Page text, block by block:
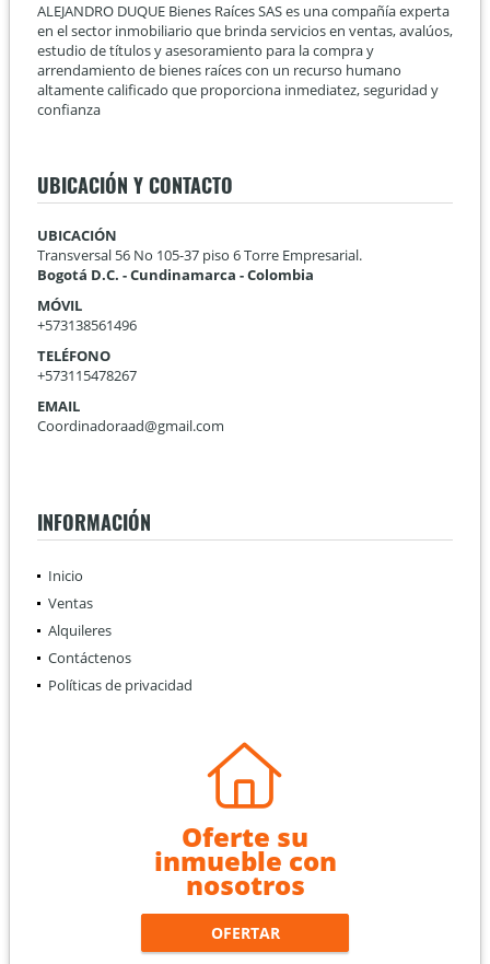
ALEJANDRO DUQUE Bienes Raíces SAS es una compañía experta
en el sector inmobiliario que brinda servicios en ventas, avalúos,
estudio de títulos y asesoramiento para la compra y
arrendamiento de bienes raíces con un recurso humano
altamente calificado que proporciona inmediatez, seguridad y
confianza
UBICACIÓN Y CONTACTO
UBICACIÓN
Transversal 56 No 105-37 piso 6 Torre Empresarial.
Bogotá D.C. - Cundinamarca - Colombia
MÓVIL
+573138561496
TELÉFONO
+573115478267
EMAIL
Coordinadoraad@gmail.com
INFORMACIÓN
Inicio
Ventas
Alquileres
Contáctenos
Políticas de privacidad
Oferte su
inmueble con
nosotros
OFERTAR